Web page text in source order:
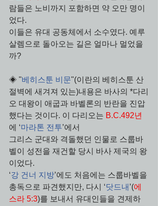
람들은 노비까지 포함하면 약 오만 명이
었다.
이들은 유대 공동체에서 소수였다. 예루
살렘으로 돌아오는 길은 얼마나 멀었을
까?
◈ "베히스툰 비문"(이란의 베히스툰 산
절벽에 새겨져 있는)내용은 바사의 *다리
오 대왕이 애굽과 바벨론의 반란을 진압
했다는 것이다. 이 다리오는 B.C.492년
에 ‘마라톤 전투’에서
그리스 군대와 격돌했던 인물로 스룹바
벨이 성전을 재건할 당시 바사 제국의 왕
이었다.
‘강 건너 지방’에도 처음에는 스룹바벨을
총독으로 파견했지만, 다시 ‘닷드내 ’(에
스라 5:3)를 보내서 유대인들을 견제하